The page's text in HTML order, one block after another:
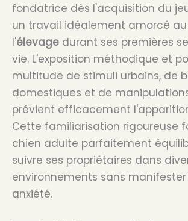
fondatrice dès l'acquisition du
un travail idéalement amorcé
l'élevage durant ses premières
vie. L'exposition méthodique et
multitude de stimuli urbains, de
domestiques et de
prévient efficacement
Cette familiarisation rigoureuse
chien adulte parfaitement
suivre ses propriétaires dans
environnements sans
anxiété.